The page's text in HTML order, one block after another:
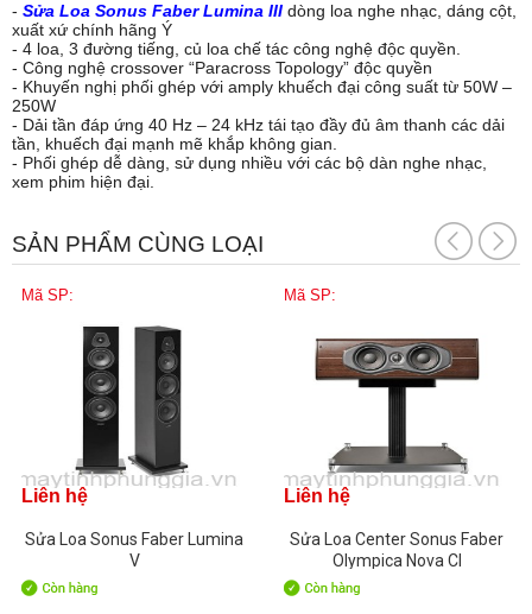
- Sửa Loa Sonus Faber Lumina III dòng loa nghe nhạc, dáng cột,
xuất xứ chính hãng Ý
- 4 loa, 3 đường tiếng, củ loa chế tác công nghệ độc quyền.
- Công nghệ crossover “Paracross Topology” độc quyền
- Khuyến nghị phối ghép với amply khuếch đại công suất từ 50W –
250W
- Dải tần đáp ứng 40 Hz – 24 kHz tái tạo đầy đủ âm thanh các dải
tần, khuếch đại mạnh mẽ khắp không gian.
- Phối ghép dễ dàng, sử dụng nhiều với các bộ dàn nghe nhạc,
xem phim hiện đại.
SẢN PHẨM CÙNG LOẠI
Mã SP:
Liên hệ
Sửa Loa Sonus Faber Lumina
V
Mã SP:
Liên hệ
Sửa Loa Center Sonus Faber
Olympica Nova CI